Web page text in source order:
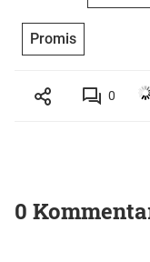
Promis
0
0